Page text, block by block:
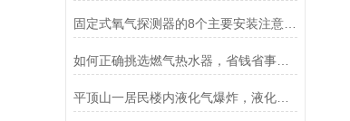
固定式氧气探测器的8个主要安装注意事项
如何正确挑选燃气热水器，省钱省事又省时！
平顶山一居民楼内液化气爆炸，液化气成分疑有问题